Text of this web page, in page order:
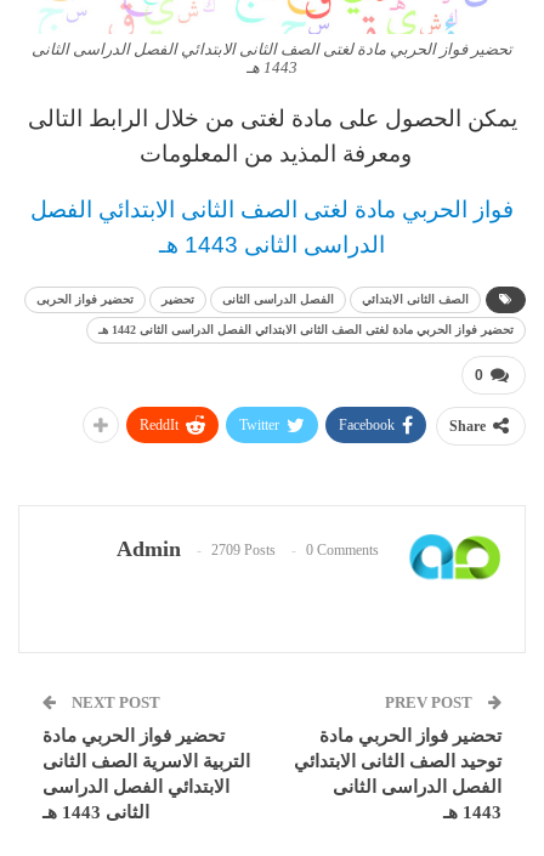
تحضير فواز الحربي مادة لغتى الصف الثانى الابتدائي الفصل الدراسى الثانى
1443 هـ
يمكن الحصول على مادة لغتى من خلال الرابط التالى
ومعرفة المذيد من المعلومات
فواز الحربي مادة لغتى الصف الثانى الابتدائي الفصل
الدراسى الثانى 1443 هـ
الصف الثانى الابتدائي الفصل الدراسى الثانى تحضير تحضير فواز الحربى
تحضير فواز الحربي مادة لغتى الصف الثانى الابتدائي الفصل الدراسى الثانى 1442 هـ
0
Share
Facebook
Twitter
ReddIt
Admin 2709 Posts 0 Comments
تحضير فواز الحربي مادة
توحيد الصف الثانى الابتدائي
الفصل الدراسى الثانى
1443 هـ
NEXT POST
تحضير فواز الحربي مادة
التربية الاسرية الصف الثانى
الابتدائي الفصل الدراسى
الثانى 1443 هـ